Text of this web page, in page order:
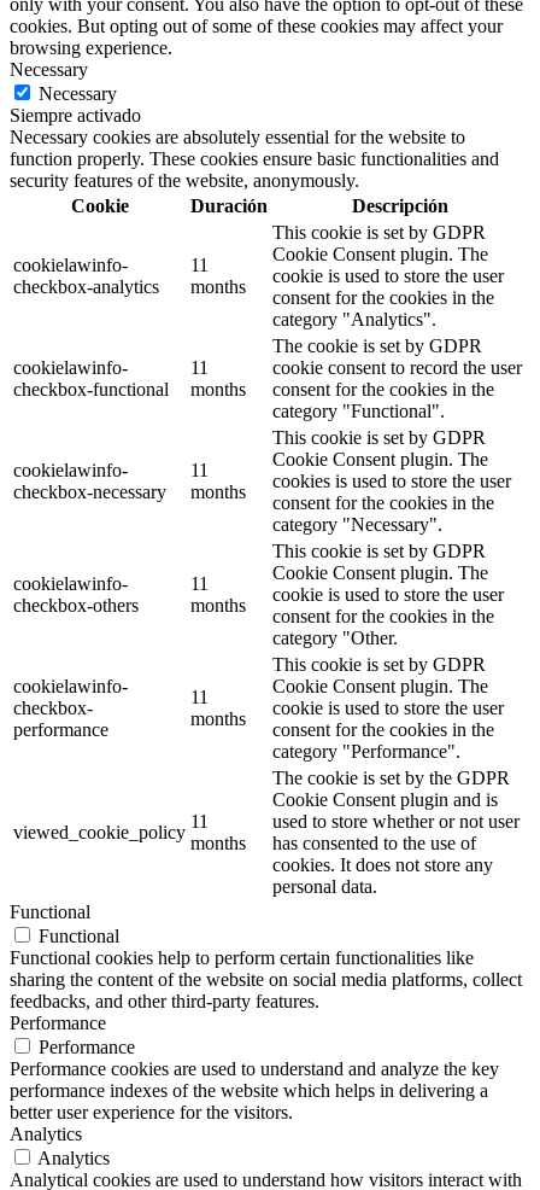
only with your consent. You also have the option to opt-out of these
cookies. But opting out of some of these cookies may affect your
browsing experience.
Necessary
Necessary
Siempre activado
Necessary cookies are absolutely essential for the website to
function properly. These cookies ensure basic functionalities and
security features of the website, anonymously.
Cookie
Duración Descripción
cookielawinfo-
checkbox-analytics
11
months
This cookie is set by GDPR
Cookie Consent plugin. The
cookie is used to store the user
consent for the cookies in the
category "Analytics".
cookielawinfo-
checkbox-functional
11
months
The cookie is set by GDPR
cookie consent to record the user
consent for the cookies in the
category "Functional".
cookielawinfo-
checkbox-necessary
11
months
This cookie is set by GDPR
Cookie Consent plugin. The
cookies is used to store the user
consent for the cookies in the
category "Necessary".
cookielawinfo-
checkbox-others
11
months
This cookie is set by GDPR
Cookie Consent plugin. The
cookie is used to store the user
consent for the cookies in the
category "Other.
cookielawinfo-
checkbox-
performance
11
months
This cookie is set by GDPR
Cookie Consent plugin. The
cookie is used to store the user
consent for the cookies in the
category "Performance".
viewed_cookie_policy
11
months
The cookie is set by the GDPR
Cookie Consent plugin and is
used to store whether or not user
has consented to the use of
cookies. It does not store any
personal data.
Functional
Functional
Functional cookies help to perform certain functionalities like
sharing the content of the website on social media platforms, collect
feedbacks, and other third-party features.
Performance
Performance
Performance cookies are used to understand and analyze the key
performance indexes of the website which helps in delivering a
better user experience for the visitors.
Analytics
Analytics
Analytical cookies are used to understand how visitors interact with